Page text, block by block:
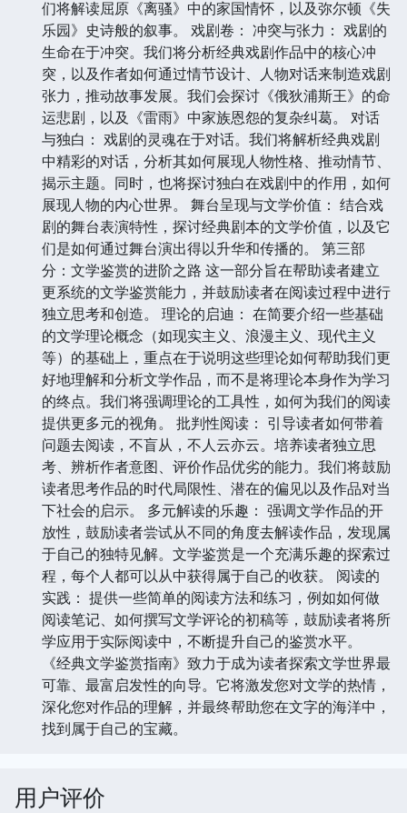
们将解读屈原《离骚》中的家国情怀，以及弥尔顿《失
乐园》史诗般的叙事。 戏剧卷： 冲突与张力： 戏剧的
生命在于冲突。我们将分析经典戏剧作品中的核心冲
突，以及作者如何通过情节设计、人物对话来制造戏剧
张力，推动故事发展。我们会探讨《俄狄浦斯王》的命
运悲剧，以及《雷雨》中家族恩怨的复杂纠葛。 对话
与独白： 戏剧的灵魂在于对话。我们将解析经典戏剧
中精彩的对话，分析其如何展现人物性格、推动情节、
揭示主题。同时，也将探讨独白在戏剧中的作用，如何
展现人物的内心世界。 舞台呈现与文学价值： 结合戏
剧的舞台表演特性，探讨经典剧本的文学价值，以及它
们是如何通过舞台演出得以升华和传播的。 第三部
分：文学鉴赏的进阶之路 这一部分旨在帮助读者建立
更系统的文学鉴赏能力，并鼓励读者在阅读过程中进行
独立思考和创造。 理论的启迪： 在简要介绍一些基础
的文学理论概念（如现实主义、浪漫主义、现代主义
等）的基础上，重点在于说明这些理论如何帮助我们更
好地理解和分析文学作品，而不是将理论本身作为学习
的终点。我们将强调理论的工具性，如何为我们的阅读
提供更多元的视角。 批判性阅读： 引导读者如何带着
问题去阅读，不盲从，不人云亦云。培养读者独立思
考、辨析作者意图、评价作品优劣的能力。我们将鼓励
读者思考作品的时代局限性、潜在的偏见以及作品对当
下社会的启示。 多元解读的乐趣： 强调文学作品的开
放性，鼓励读者尝试从不同的角度去解读作品，发现属
于自己的独特见解。文学鉴赏是一个充满乐趣的探索过
程，每个人都可以从中获得属于自己的收获。 阅读的
实践： 提供一些简单的阅读方法和练习，例如如何做
阅读笔记、如何撰写文学评论的初稿等，鼓励读者将所
学应用于实际阅读中，不断提升自己的鉴赏水平。
《经典文学鉴赏指南》致力于成为读者探索文学世界最
可靠、最富启发性的向导。它将激发您对文学的热情，
深化您对作品的理解，并最终帮助您在文字的海洋中，
找到属于自己的宝藏。
用户评价